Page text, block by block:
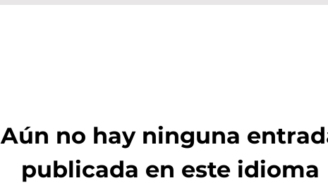
Aún no hay ninguna
publicada en este idioma